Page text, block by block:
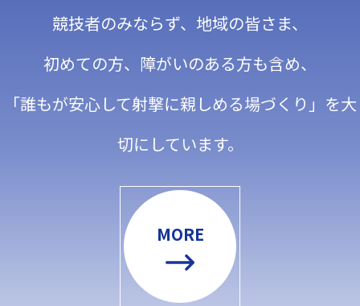
競技者のみならず、地域の皆さま、
初めての方、障がいのある方も含め、
「誰もが安心して射撃に親しめる場づくり」を大
切にしています。
MORE